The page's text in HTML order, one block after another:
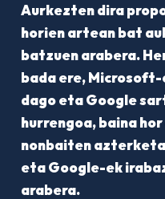
Aurkezten dira
horien artean bat
batzuen arabera.
bada ere,
dago eta Google
hurrengoa, baina
nonbaiten
eta Google-ek
arabera.